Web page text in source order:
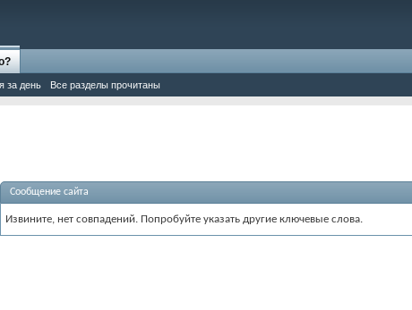
за день Все разделы прочитаны
Сообщение сайта
Извините, нет совпадений. Попробуйте указать другие ключевые слова.